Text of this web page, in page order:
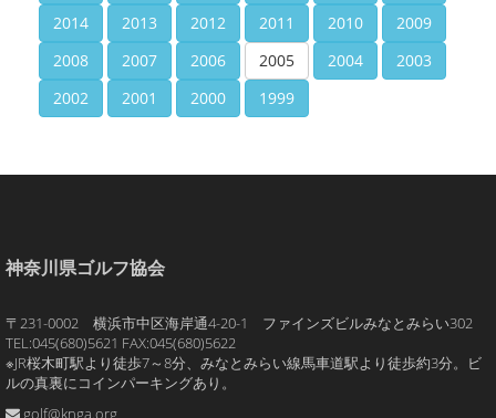
2014
2013 2012 2011 2010
2009
2008
2007 2006 2005 2004
2003
2002
2001 2000 1999
神奈川県ゴルフ協会
〒231-0002 横浜市中区海岸通4-20-1 ファインズビルみなとみらい302
TEL:045(680)5621 FAX:045(680)5622
※JR桜木町駅より徒歩7～8分、みなとみらい線馬車道駅より徒歩約3分。ビ
ルの真裏にコインパーキングあり。
golf@knga.org